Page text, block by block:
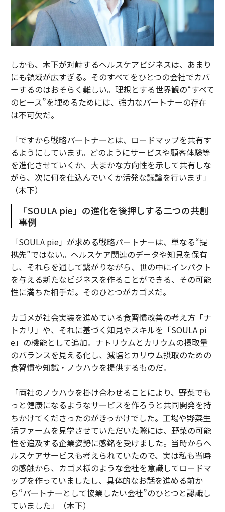
しかも、木下が対峙するヘルスケアビジネスは、あまり
にも領域が広すぎる。そのすべてをひとつの会社でカバ
ーするのはおそらく難しい。理想とする世界観の“すべて
のピース”を埋めるためには、強力なパートナーの存在
は不可欠だ。
「ですから戦略パートナーとは、ロードマップを共有す
るようにしています。どのようにサービスや顧客体験等
を進化させていくか、大まかな方向性を示して共有しな
がら、次に何を仕込んでいくか活発な議論を行います」
（木下）
「SOULA pie」の進化を後押しする二つの共創
事例
「SOULA pie」が求める戦略パートナーは、単なる“提
携先”ではない。ヘルスケア関連のデータや知見を保有
し、それらを通して繋がりながら、世の中にインパクト
を与える新たなビジネスを作ることができる、その可能
性に満ちた相手だ。そのひとつがカゴメだ。
カゴメが社会実装を進めている食習慣改善の考え方「ナ
トカリ」や、それに基づく知見やスキルを「SOULA pi
e」の機能として追加。ナトリウムとカリウムの摂取量
のバランスを見える化し、減塩とカリウム摂取のための
食習慣や知識・ノウハウを提供するものだ。
「両社のノウハウを掛け合わせることにより、野菜でも
っと健康になるようなサービスを作ろうと共同開発を持
ちかけてくださったのがきっかけでした。工場や野菜生
活ファームを見学させていただいた際には、野菜の可能
性を追及する企業姿勢に感銘を受けました。当時からヘ
ルスケアサービスも考えられていたので、実は私も当時
の感触から、カゴメ様のような会社を意識してロードマ
ップを作っていましたし、具体的なお話を進める前か
ら“パートナーとして協業したい会社”のひとつと認識し
ていました」（木下）